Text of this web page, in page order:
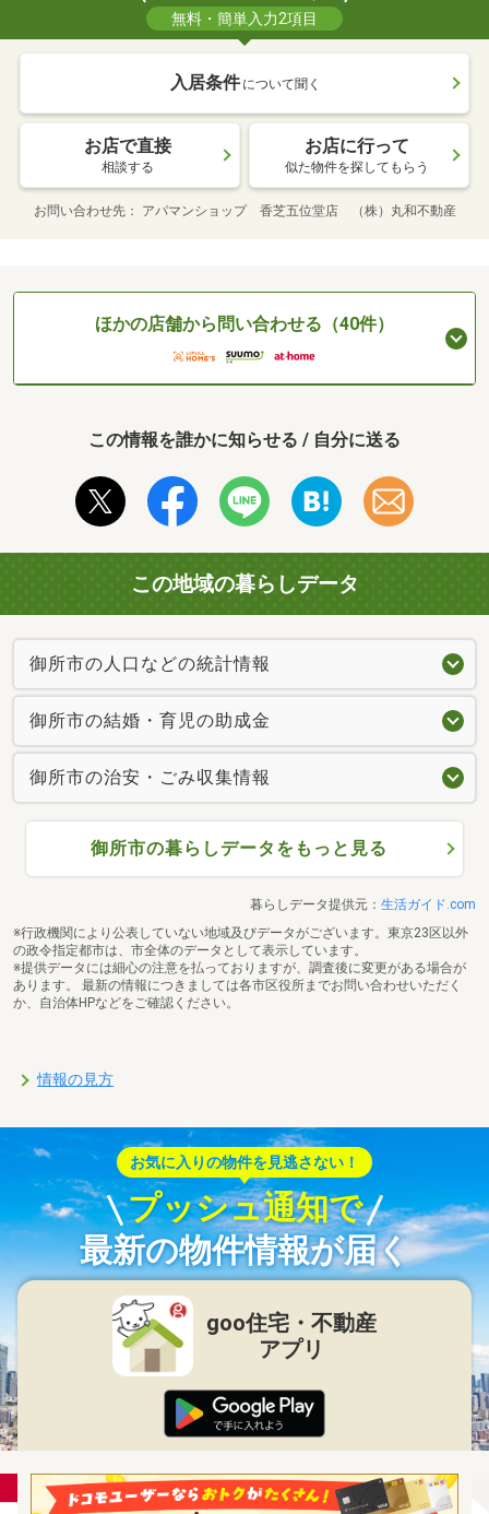
無料・簡単入力2項目
入居条件 について聞く
お店で直接
相談する
お店に行って
似た物件を探してもらう
お問い合わせ先 アパマンショップ 香芝五位堂店 （株）丸和不動産
ほかの店舗から問い合わせる（40件）
この情報を誰かに知らせる / 自分に送る
この地域の暮らしデータ
御所市の人口などの統計情報
御所市の結婚・育児の助成金
御所市の治安・ごみ収集情報
御所市の暮らしデータをもっと見る
暮らしデータ提供元： 生活ガイド.com
※行政機関により公表していない地域及びデータがございます。東京23区以外
の政令指定都市は、市全体のデータとして表示しています。
※提供データには細心の注意を払っておりますが、調査後に変更がある場合が
あります。 最新の情報につきましては各市区役所までお問い合わせいただく
か、自治体HPなどをご確認ください。
情報の見方
お気に入りの物件を見逃さない！
プッシュ通知で
最新の物件情報が届く
goo住宅・不動産
アプリ